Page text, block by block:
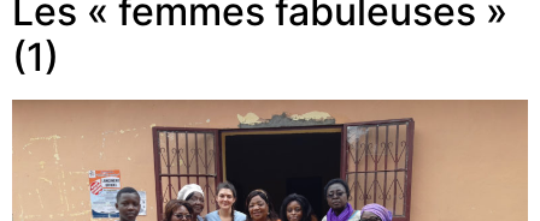
Les « femmes fabuleuses »
(1)